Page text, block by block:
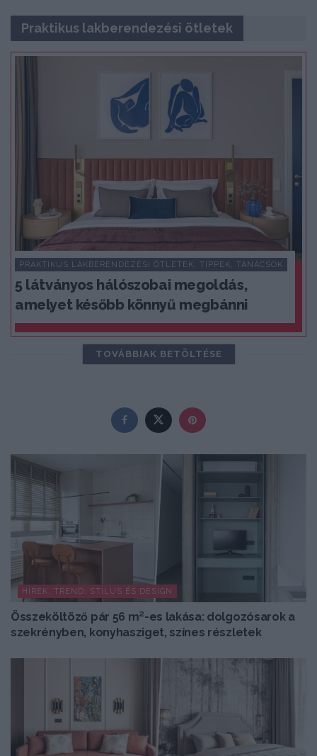
Praktikus lakberendezési ötletek
PRAKTIKUS LAKBERENDEZÉSI ÖTLETEK, TIPPEK, TANÁCSOK
5 látványos hálószobai megoldás,
amelyet később könnyű megbánni
TOVÁBBIAK BETÖLTÉSE
HÍREK, TREND, STÍLUS ÉS DESIGN
Összeköltöző pár 56 m²-es lakása: dolgozósarok a
szekrényben, konyhasziget, színes részletek